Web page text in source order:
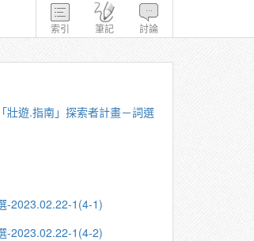
索引 筆記 討論
壯遊.指南」探索者計畫－詞選
-2023.02.22-1(4-1)
-2023.02.22-1(4-2)